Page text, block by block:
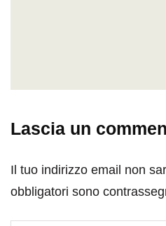
Lascia un
Il tuo indirizzo email non
obbligatori sono